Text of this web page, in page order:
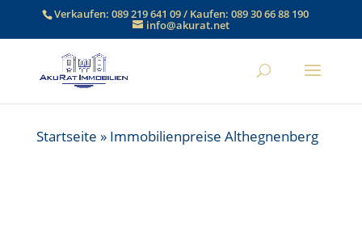
Verkaufen:089 219 641 09/ Kaufen:089 30 66 88 190
info@akurat.net
Startseite » Immobilienpreise Althegnenberg